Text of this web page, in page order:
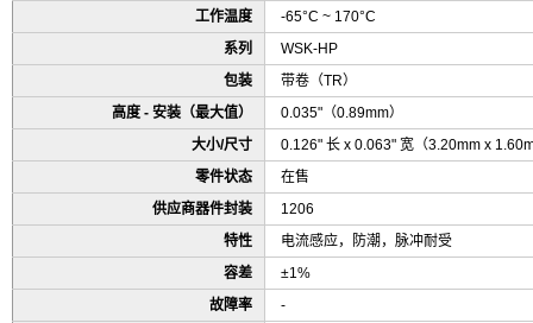
工作温度
-65°C ~ 170°C
系列
WSK-HP
包装
带卷（TR）
高度 - 安装（最大值）
0.035"（0.89mm）
大小/尺寸
0.126" 长 x 0.063" 宽（3.20mm x
零件状态
在售
供应商器件封装
1206
特性
电流感应，防潮，脉冲耐受
容差
±1%
故障率
-